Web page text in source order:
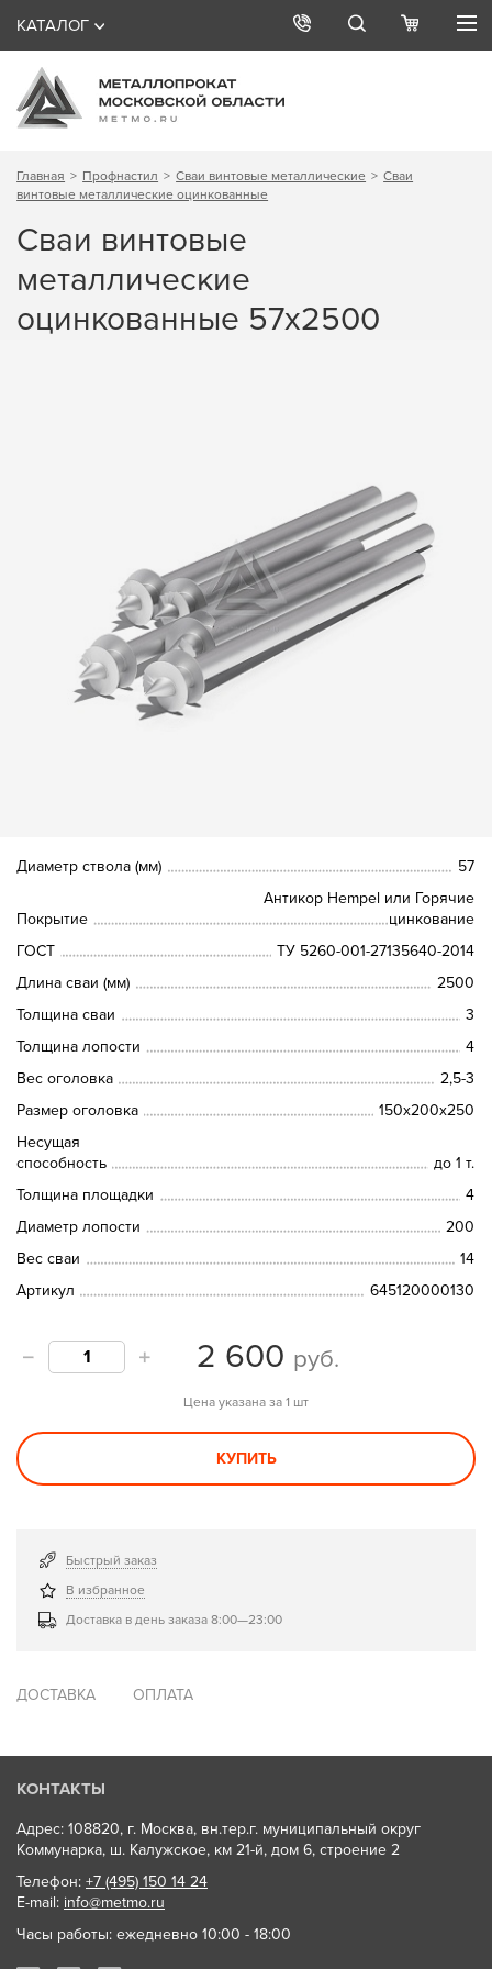
КАТАЛОГ
Главная Профнастил Сваи винтовые металлические
Сваи
винтовые металлические оцинкованные
Сваи винтовые
металлические
оцинкованные 57х2500
Диаметр ствола (мм) 57
Покрытие
Антикор Hempel или Горячие
цинкование
ГОСТ
ТУ 5260-001-27135640-2014
Длина сваи (мм)
2500
Толщина сваи
3
Толщина лопости
4
Вес оголовка
2,5-3
Размер оголовка
150х200х250
Несущая
способность
до 1 т.
Толщина площадки
4
Диаметр лопости
200
Вес сваи
14
Артикул
645120000130
2 600 руб.
Цена указана за 1 шт
КУПИТЬ
Быстрый заказ
В избранное
Доставка в день заказа 8:00—23:00
ДОСТАВКА ОПЛАТА
КОНТАКТЫ
Адрес: 108820, г. Москва, вн.тер.г. муниципальный округ
Коммунарка, ш. Калужское, км 21-й, дом 6, строение 2
Телефон: +7 (495) 150 14 24
E-mail: info@metmo.ru
Часы работы: ежедневно 10:00 - 18:00